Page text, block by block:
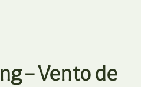
– Vento de